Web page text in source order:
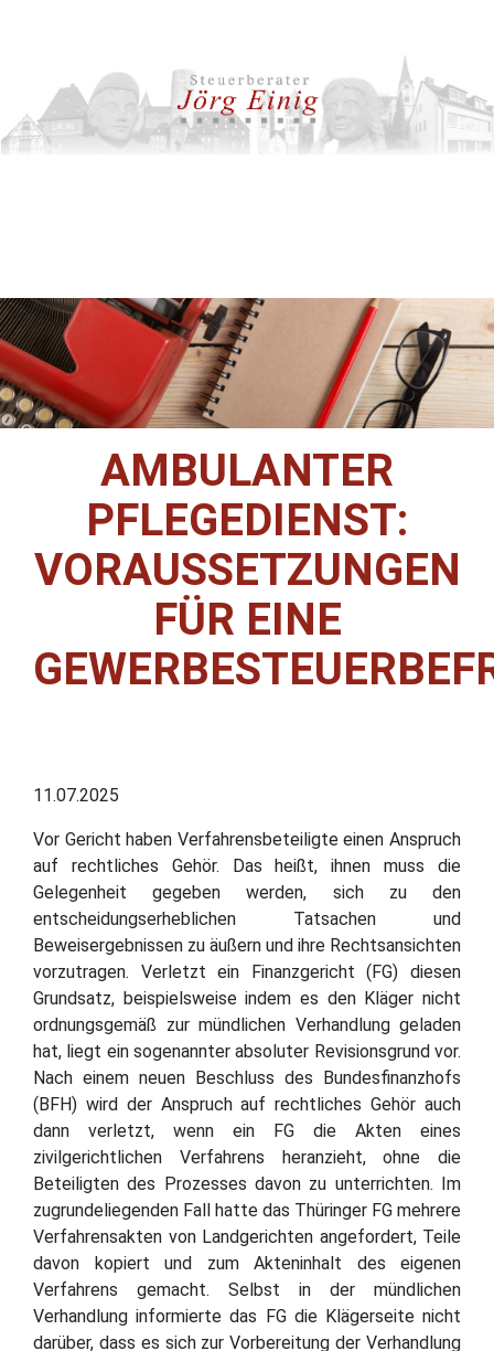
AMBULANTER
PFLEGEDIENST:
VORAUSSETZUNGEN
FÜR EINE
11.07.2025
Vor Gericht haben Verfahrensbeteiligte einen Anspruch
auf rechtliches Gehör. Das heißt, ihnen muss die
Gelegenheit gegeben werden, sich zu den
entscheidungserheblichen Tatsachen und
Beweisergebnissen zu äußern und ihre Rechtsansichten
vorzutragen. Verletzt ein Finanzgericht (FG) diesen
Grundsatz, beispielsweise indem es den Kläger nicht
ordnungsgemäß zur mündlichen Verhandlung geladen
hat, liegt ein sogenannter absoluter Revisionsgrund vor.
Nach einem neuen Beschluss des Bundesfinanzhofs
(BFH) wird der Anspruch auf rechtliches Gehör auch
dann verletzt, wenn ein FG die Akten eines
zivilgerichtlichen Verfahrens heranzieht, ohne die
Beteiligten des Prozesses davon zu unterrichten. Im
zugrundeliegenden Fall hatte das Thüringer FG mehrere
Verfahrensakten von Landgerichten angefordert, Teile
davon kopiert und zum Akteninhalt des eigenen
Verfahrens gemacht. Selbst in der mündlichen
Verhandlung informierte das FG die Klägerseite nicht
darüber, dass es sich zur Vorbereitung der Verhandlung